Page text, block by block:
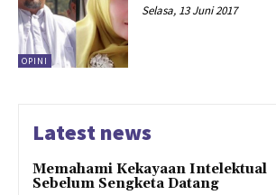
OPINI
Selasa, 13 Juni 2017
Latest news
Memahami Kekayaan Intelektual
Sebelum Sengketa Datang